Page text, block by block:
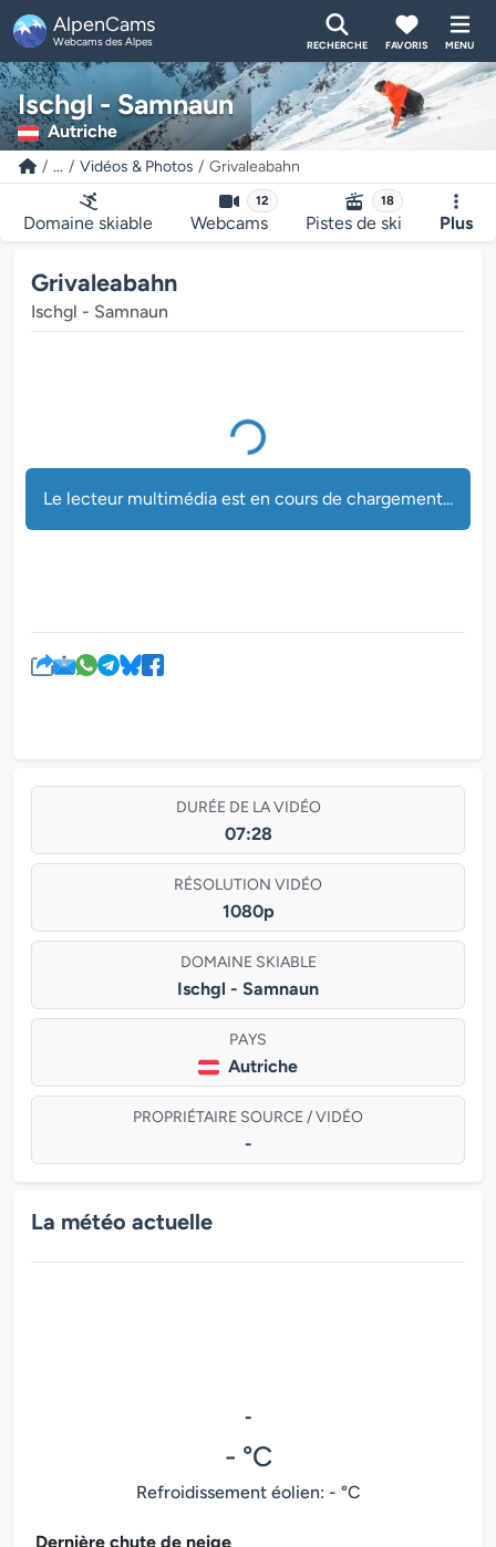
AlpenCams
Webcams des Alpes RECHERCHE FAVORIS MENU
Ischgl - Samnaun
Autriche
... Vidéos & Photos Grivaleabahn
Domaine skiable
12
Webcams
18
Pistes de ski Plus
Grivaleabahn
Ischgl - Samnaunest en cours de chargement...
Le lecteur multimédia est en cours de chargement...
DURÉE DE LA VIDÉO
07:28
RÉSOLUTION VIDÉO
1080p
DOMAINE SKIABLE
Ischgl - Samnaun
PAYS
Autriche
PROPRIÉTAIRE SOURCE / VIDÉO
-
La météo actuelle
-
- °C
Refroidissement éolien: - °C
Dernière chute de neige